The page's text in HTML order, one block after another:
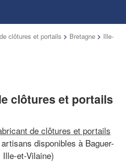
clôtures et portails > Bretagne > Ille-
clôtures et portails
de clôtures et portails
disponibles à Baguer-
et-Vilaine)